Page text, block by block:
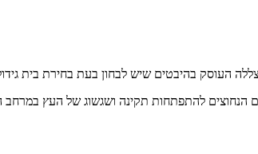
העוסק בהיבטים שיש לבחון בעת בחירת בית
הנחוצים להתפתחות תקינה ושגשוג של העץ